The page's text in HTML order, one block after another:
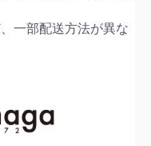
一部配送方法が異な